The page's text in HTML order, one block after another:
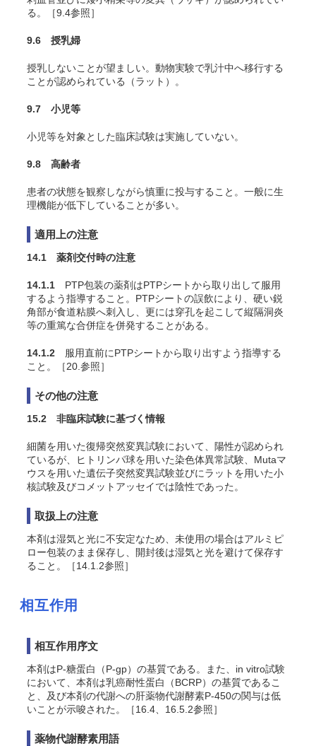
る。［9.4参照］
9.6 授乳婦
授乳しないことが望ましい。動物実験で乳汁中へ移行する
ことが認められている（ラット）。
9.7 小児等
小児等を対象とした臨床試験は実施していない。
9.8 高齢者
患者の状態を観察しながら慎重に投与すること。一般に生
理機能が低下していることが多い。
適用上の注意
14.1 薬剤交付時の注意
14.1.1 PTP包装の薬剤はPTPシートから取り出して服用
するよう指導すること。PTPシートの誤飲により、硬い鋭
角部が食道粘膜へ刺入し、更には穿孔を起こして縦隔洞炎
等の重篤な合併症を併発することがある。
14.1.2 服用直前にPTPシートから取り出すよう指導する
こと。［20.参照］
その他の注意
15.2 非臨床試験に基づく情報
細菌を用いた復帰突然変異試験において、陽性が認められ
ているが、ヒトリンパ球を用いた染色体異常試験、Mutaマ
ウスを用いた遺伝子突然変異試験並びにラットを用いた小
核試験及びコメットアッセイでは陰性であった。
取扱上の注意
本剤は湿気と光に不安定なため、未使用の場合はアルミピ
ロー包装のまま保存し、開封後は湿気と光を避けて保存す
ること。［14.1.2参照］
相互作用
相互作用序文
本剤はP-糖蛋白（P-gp）の基質である。また、 in vitro試験
において、本剤は乳癌耐性蛋白（BCRP）の基質であるこ
と、及び本剤の代謝への肝薬物代謝酵素P-450の関与は低
いことが示唆された。［16.4、16.5.2参照］
薬物代謝酵素用語